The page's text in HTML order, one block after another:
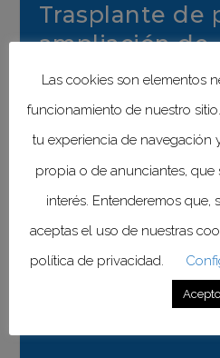
Trasplante de
ampliación de
capacidades
En 2025 se
de pulmón, de los
realizaron en
el acumulado de
48 trasplantes.
el sistema “está
trasplantes de
de la expansión de
Las cookies son elementos
funcionamiento de nuestro
tu experiencia de navegación
propia o de anunciantes, que
interés. Entenderemos que,
aceptas el uso de nuestras
política de privacidad.
Acepto.